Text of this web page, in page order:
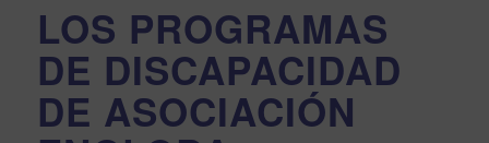
LOS PROGRAMAS
DE DISCAPACIDAD
DE ASOCIACIÓN